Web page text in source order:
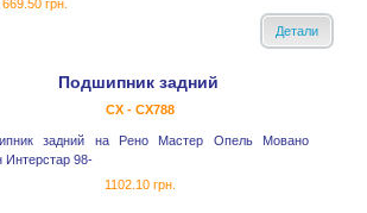
669.50 грн.
Детали
Подшипник задний
CX - CX788
задний на Рено Мастер Опель Мовано
Интерстар 98-
1102.10 грн.